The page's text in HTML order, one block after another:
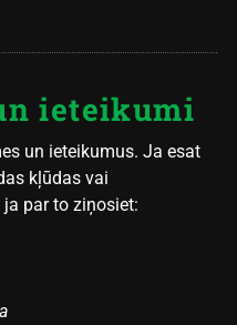
ieteikumi
un ieteikumus. Ja esat
kļūdas vai
par to ziņosiet: